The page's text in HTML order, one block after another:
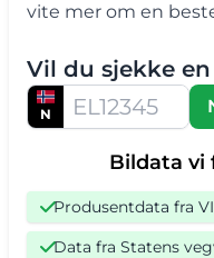
vite mer om en
Vil du sjekke
N
Bildata vi
Produsentdata fra
Data fra Statens